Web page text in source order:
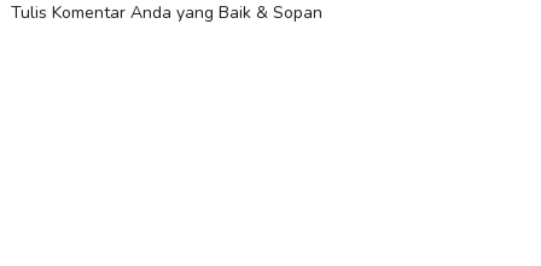
Tulis Komentar Anda yang Baik & Sopan